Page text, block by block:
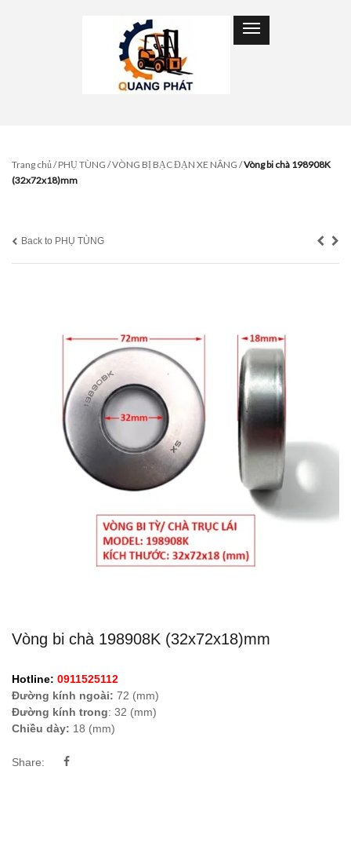
Trang chủ/PHỤ TÙNG /VÒNG BỊ BẠC ĐẠN XE NÂNG /Vòng bi chà 198908K
(32x72x18)mm
Back to PHỤ TÙNG
Vòng bi chà 198908K (32x72x18)mm
Hotline: 0911525112
Đường kính ngoài: 72 (mm)
Đường kính trong: 32 (mm)
Chiều dày: 18 (mm)
Share: